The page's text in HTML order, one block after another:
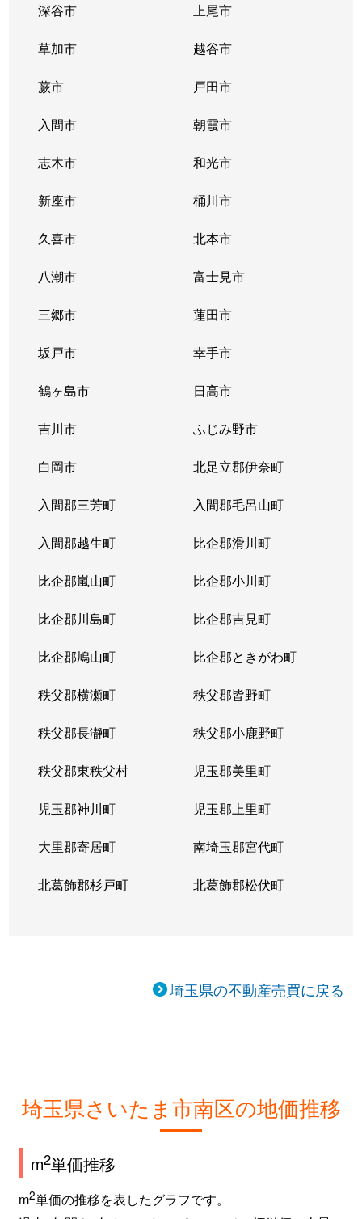
深谷市 上尾市
草加市 越谷市
蕨市 戸田市
入間市 朝霞市
志木市 和光市
新座市 桶川市
久喜市 北本市
八潮市 富士見市
三郷市 蓮田市
坂戸市 幸手市
鶴ヶ島市 日高市
吉川市 ふじみ野市
白岡市 北足立郡伊奈町
入間郡三芳町 入間郡毛呂山町
入間郡越生町 比企郡滑川町
比企郡嵐山町 比企郡小川町
比企郡川島町 比企郡吉見町
比企郡鳩山町 比企郡ときがわ町
秩父郡横瀬町 秩父郡皆野町
秩父郡長瀞町 秩父郡小鹿野町
秩父郡東秩父村 児玉郡美里町
児玉郡神川町 児玉郡上里町
大里郡寄居町 南埼玉郡宮代町
北葛飾郡杉戸町 北葛飾郡松伏町
埼玉県の不動産売買に戻る
埼玉県さいたま市南区の地価推移
m2単価推移
m2単価の推移を表したグラフです。